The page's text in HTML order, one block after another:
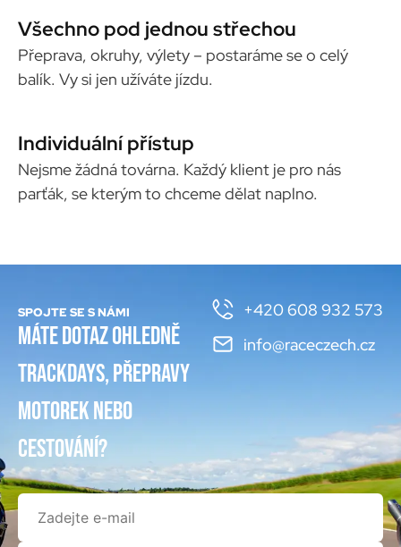
Všechno pod jednou střechou
Přeprava, okruhy, výlety – postaráme se o celý
balík. Vy si jen užíváte jízdu.
Individuální přístup
Nejsme žádná továrna. Každý klient je pro nás
parťák, se kterým to chceme dělat naplno.
SPOJTE SE S NÁMI
Máte dotaz ohledně
trackdays, přepravy
motorek nebo
cestování?
+420 608 932 573
info@raceczech.cz